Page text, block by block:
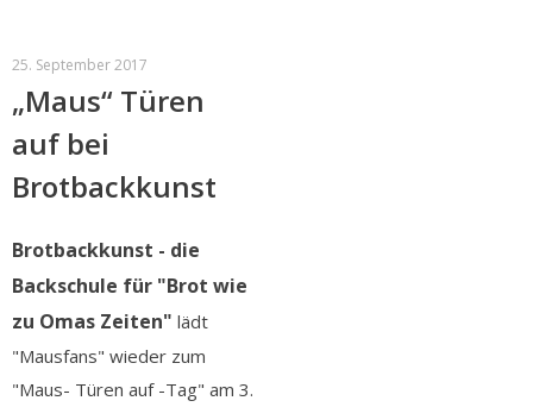
25. September 2017
„Maus“ Türen
auf bei
Brotbackkunst
Brotbackkunst - die
Backschule für "Brot wie
zu Omas Zeiten" lädt
"Mausfans" wieder zum
"Maus- Türen auf -Tag" am 3.